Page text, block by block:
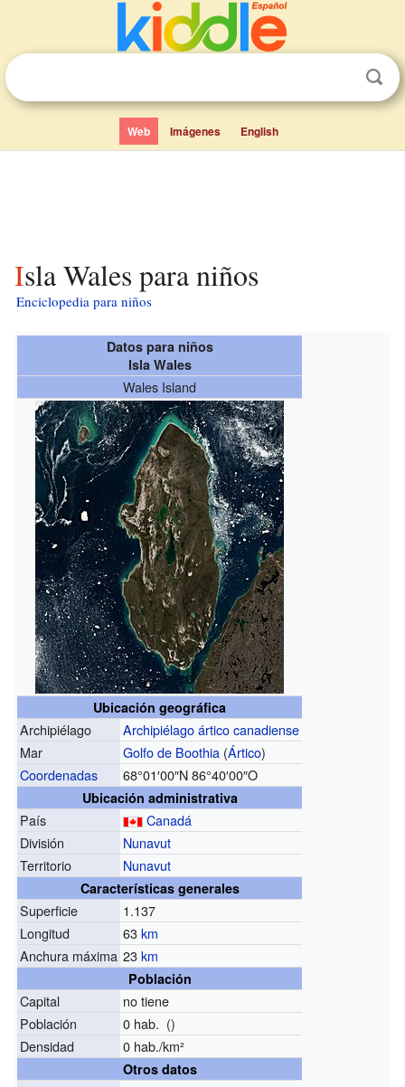
Web Imágenes English
Isla Wales para niños
Enciclopedia para niños
Datos para niños
Isla Wales
Wales Island
Ubicación geográfica
Archipiélago
Archipiélago ártico canadiense
Mar
Golfo de Boothia (Ártico)
Coordenadas
68°01′00″N86°40′00″O
Ubicación administrativa
País
Canadá
División
Nunavut
Territorio
Nunavut
Características generales
Superficie
1.137
Longitud
63km
Anchura máxima 23km
Población
Capital
no tiene
Población
0 hab. ()
Densidad
0 hab./km²
Otros datos